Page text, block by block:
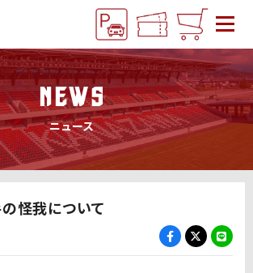
NEWS
ニュース
怪我について